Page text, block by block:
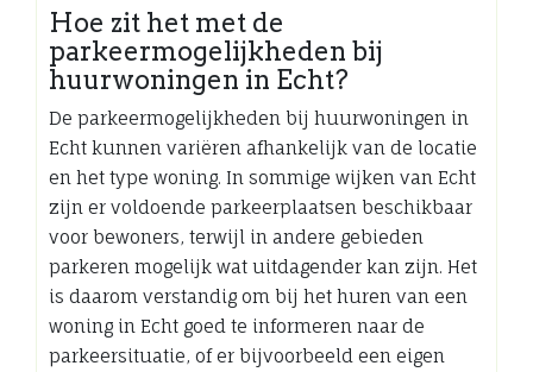
Hoe zit het met de
parkeermogelijkheden bij
huurwoningen in Echt?
De parkeermogelijkheden bij huurwoningen in
Echt kunnen variëren afhankelijk van de locatie
en het type woning. In sommige wijken van Echt
zijn er voldoende parkeerplaatsen beschikbaar
voor bewoners, terwijl in andere gebieden
parkeren mogelijk wat uitdagender kan zijn. Het
is daarom verstandig om bij het huren van een
woning in Echt goed te informeren naar de
parkeersituatie, of er bijvoorbeeld een eigen